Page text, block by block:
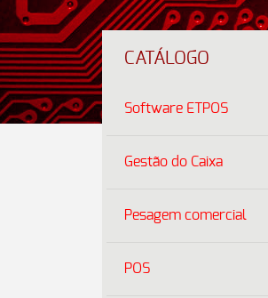
CATÁLOGO
Software ETPOS
Gestão do Caixa
Pesagem comercial
POS